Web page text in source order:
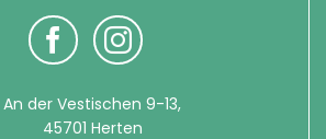
An der Vestischen 9-13,
45701 Herten